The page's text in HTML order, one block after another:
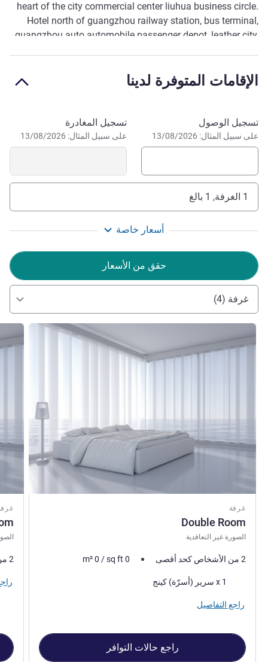
الوصف
heart of the city commercial center liuhua business circle.
Hotel north of guangzhou railway station, bus terminal,
guangzhou auto automobile passenger depot, leather city,
south south yue emperor museum of the western han
dynasty.
الإقامات المتوفرة لدينا
احجز في هذا الفندق
تسجيل الوصول
على سبيل المثال: 13/08/2026
تسجيل المغادرة
على سبيل المثال: 13/08/2026
1 الغرفة, 1 بالغ
أسعار خاصة
حقق من الأسعار
غرفة (4)
غرفة
Double Room
الصورة غير التعاقدية
راجع التفاصيل
2 من الأشخاص كحد أقصى m²0 /sq ft 0
فرش السرير
1 x سرير (أسرّة) كينج
راجع التفاصيل
راجع حالات التوافر
راجع
2 من الأشخاص كحد أقصى